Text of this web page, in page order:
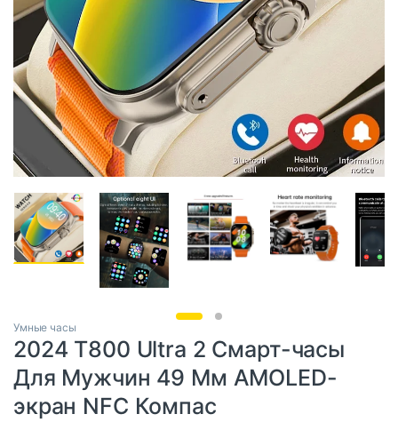
Умные часы
2024 T800 Ultra 2 Смарт-часы
Для Мужчин 49 Мм AMOLED-
экран NFC Компас